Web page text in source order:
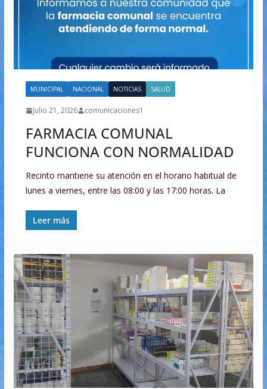
MUNICIPAL NACIONAL NOTICIAS SALUD
Julio 21, 2026 comunicaciones1
FARMACIA COMUNAL
FUNCIONA CON NORMALIDAD
Recinto mantiene su atención en el horario habitual de
lunes a viernes, entre las 08:00 y las 17:00 horas. La
Leer más